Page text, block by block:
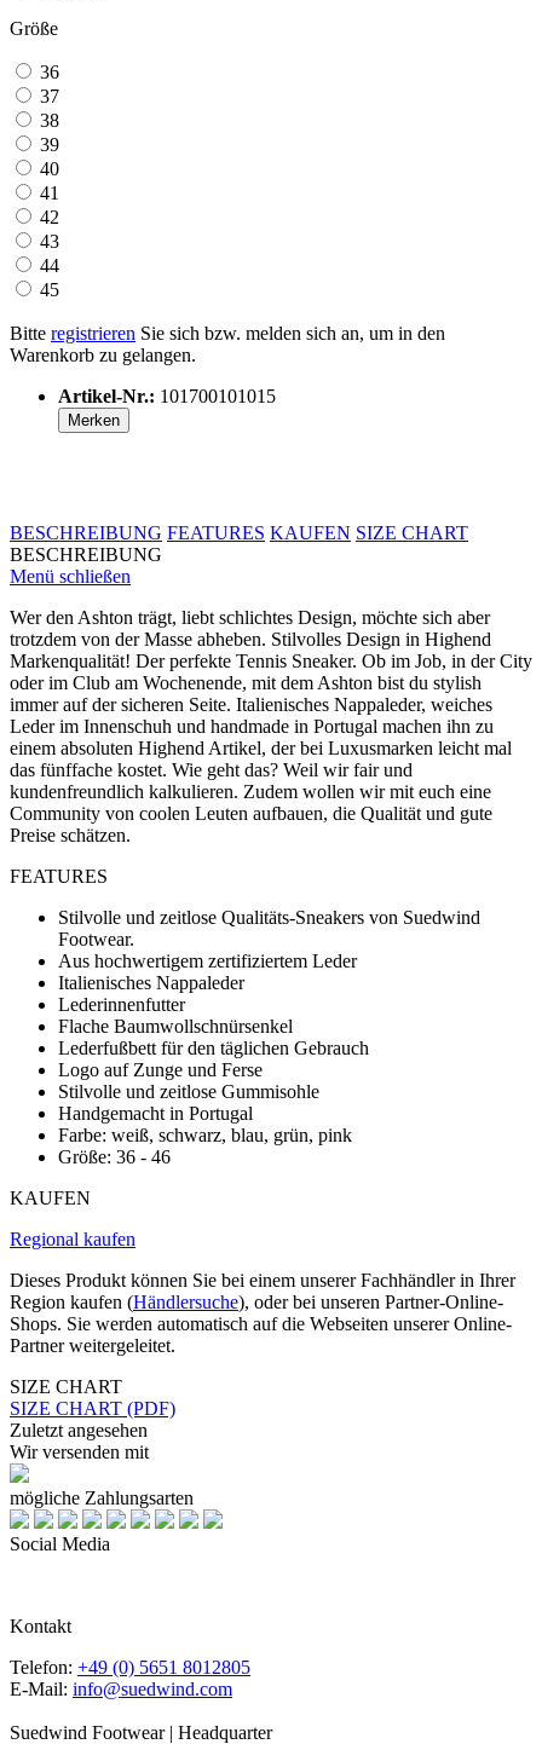
Größe
36
37
38
39
40
41
42
43
44
45
Bitte registrieren Sie sich bzw. melden sich an, um in den
Warenkorb zu gelangen.
Artikel-Nr.: 101700101015
Merken
BESCHREIBUNG FEATURES KAUFEN SIZE CHART
BESCHREIBUNG
Menü schließen
Wer den Ashton trägt, liebt schlichtes Design, möchte sich aber
trotzdem von der Masse abheben. Stilvolles Design in Highend
Markenqualität! Der perfekte Tennis Sneaker. Ob im Job, in der City
oder im Club am Wochenende, mit dem Ashton bist du stylish
immer auf der sicheren Seite. Italienisches Nappaleder, weiches
Leder im Innenschuh und handmade in Portugal machen ihn zu
einem absoluten Highend Artikel, der bei Luxusmarken leicht mal
das fünffache kostet. Wie geht das? Weil wir fair und
kundenfreundlich kalkulieren. Zudem wollen wir mit euch eine
Community von coolen Leuten aufbauen, die Qualität und gute
Preise schätzen.
FEATURES
Stilvolle und zeitlose Qualitäts-Sneakers von Suedwind
Footwear.
Aus hochwertigem zertifiziertem Leder
Italienisches Nappaleder
Lederinnenfutter
Flache Baumwollschnürsenkel
Lederfußbett für den täglichen Gebrauch
Logo auf Zunge und Ferse
Stilvolle und zeitlose Gummisohle
Handgemacht in Portugal
Farbe: weiß, schwarz, blau, grün, pink
Größe: 36 - 46
KAUFEN
Regional kaufen
Dieses Produkt können Sie bei einem unserer Fachhändler in Ihrer
Region kaufen (Händlersuche), oder bei unseren Partner-Online-
Shops. Sie werden automatisch auf die Webseiten unserer Online-
Partner weitergeleitet.
SIZE CHART
SIZE CHART (PDF)
Zuletzt angesehen
Wir versenden mit
mögliche Zahlungsarten
Social Media
Kontakt
Telefon: +49 (0) 5651 8012805
E-Mail: info@suedwind.com
Suedwind Footwear | Headquarter